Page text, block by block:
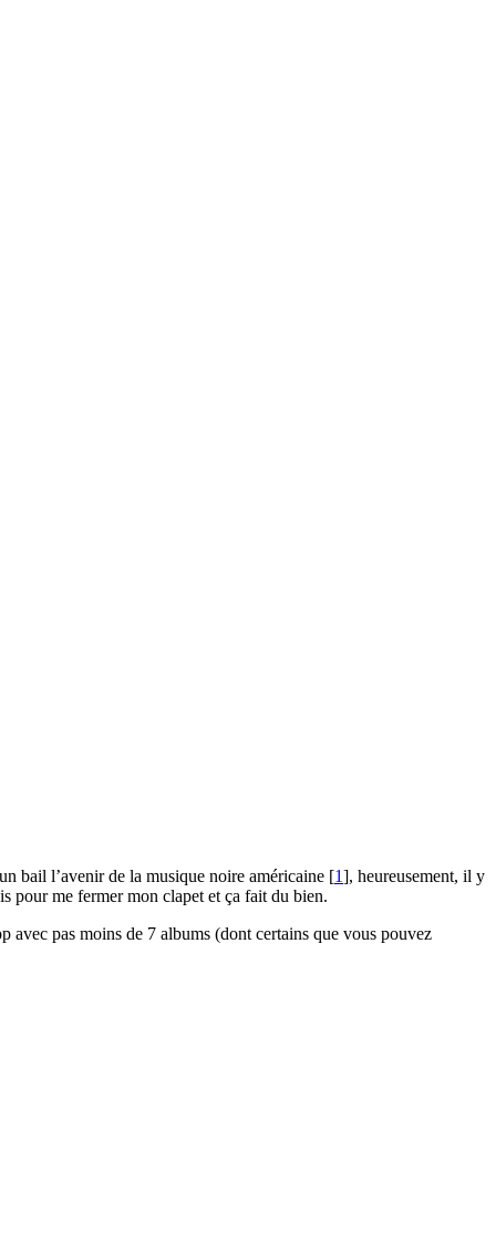
bail l’avenir de la musique noire américaine [1], heureusement, il y
pour me fermer mon clapet et ça fait du bien.
pas moins de 7 albums (dont certains que vous pouvez